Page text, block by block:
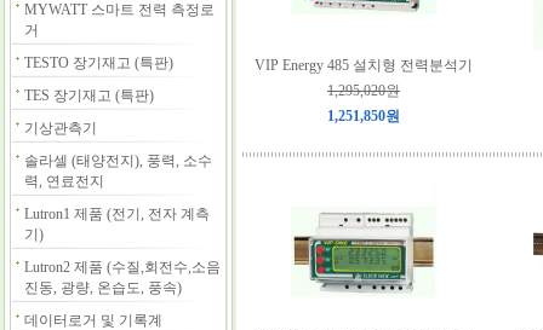
MYWATT 스마트 전력 측정로
거
TESTO 장기재고 (특판)
TES 장기재고 (특판)
기상관측기
솔라셀 (태양전지), 풍력, 소수
력, 연료전지
Lutron1 제품 (전기, 전자 계측
기)
Lutron2 제품 (수질,회전수,소음
진동, 광량, 온습도, 풍속)
데이터로거 및 기록계
VIP Energy 485 설치형 전력분석기
1,295,020원
1,251,850원